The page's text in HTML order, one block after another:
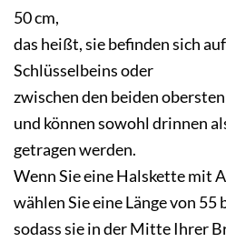
50 cm,
das heißt, sie befinden sich
Schlüsselbeins oder
zwischen den beiden
und können sowohl drinnen
getragen werden.
Wenn Sie eine Halskette mit
wählen Sie eine Länge von 55
sodass sie in der Mitte Ihrer